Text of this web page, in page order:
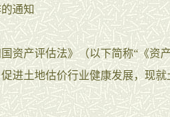
通知
资产评估法》（以下简称“《资
进土地估价行业健康发展，现